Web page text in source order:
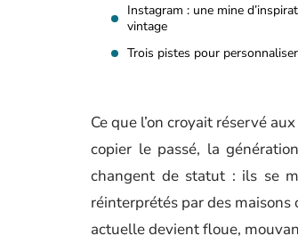
Instagram : une mine
vintage
Trois pistes pour
Ce que l’on croyait réservé
copier le passé, la
changent de statut : ils se
réinterprétés par des
actuelle devient floue,